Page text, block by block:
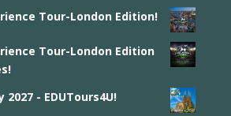
Tour-London Edition!
Tour-London Edition
2027 - EDUTours4U!